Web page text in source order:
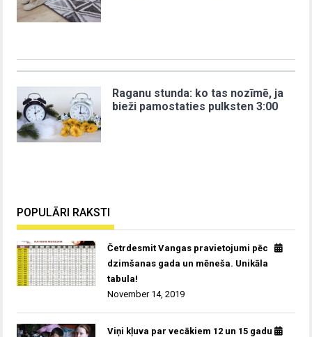
Raganu stunda: ko tas nozīmē, ja
bieži pamostaties pulksten 3:00
POPULĀRI RAKSTI
Četrdesmit Vangas pravietojumi pēc
dzimšanas gada un mēneša. Unikāla
tabula!
November 14, 2019
Viņi kļuva par vecākiem 12 un 15 gadu